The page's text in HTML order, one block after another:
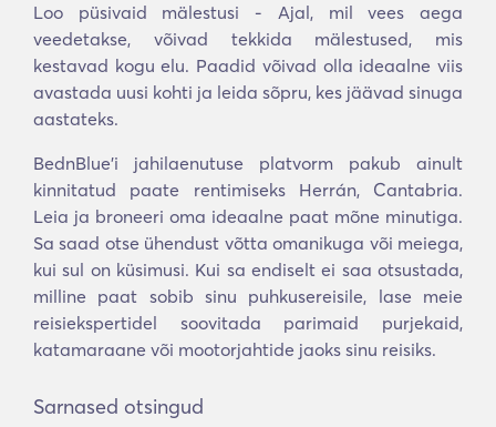
Loo püsivaid mälestusi - Ajal, mil vees aega
veedetakse, võivad tekkida mälestused, mis
kestavad kogu elu. Paadid võivad olla ideaalne viis
avastada uusi kohti ja leida sõpru, kes jäävad sinuga
aastateks.
BednBlue'i jahilaenutuse platvorm pakub ainult
kinnitatud paate rentimiseks Herrán, Cantabria.
Leia ja broneeri oma ideaalne paat mõne minutiga.
Sa saad otse ühendust võtta omanikuga või meiega,
kui sul on küsimusi. Kui sa endiselt ei saa otsustada,
milline paat sobib sinu puhkusereisile, lase meie
reisiekspertidel soovitada parimaid purjekaid,
katamaraane või mootorjahtide jaoks sinu reisiks.
Sarnased otsingud